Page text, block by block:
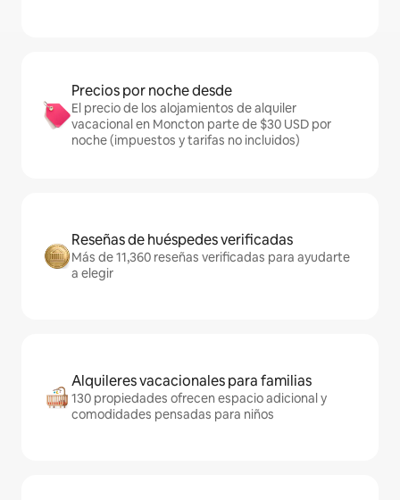
Precios por noche desde
El precio de los alojamientos de alquiler
vacacional en Moncton parte de $30 USD por
noche (impuestos y tarifas no incluidos)
Reseñas de huéspedes verificadas
Más de 11,360 reseñas verificadas para ayudarte
a elegir
Alquileres vacacionales para familias
130 propiedades ofrecen espacio adicional y
comodidades pensadas para niños